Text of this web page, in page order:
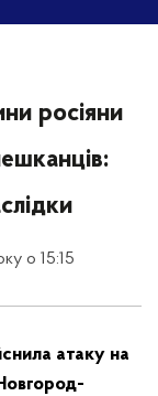
росіяни
о 15:15
атаку на